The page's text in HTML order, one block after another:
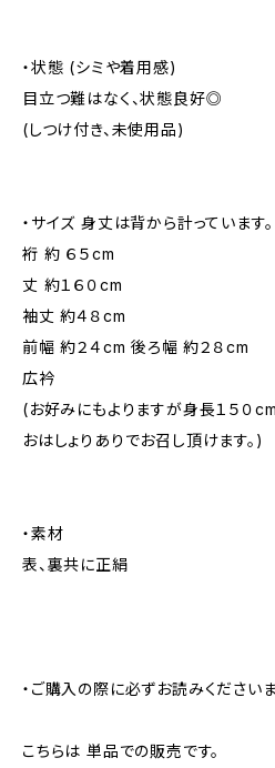
・状態 (シミや着用感)
目立つ難はなく、状態良好◎
(しつけ付き、未使用品)
・サイズ 身丈は背から計っています。
裄 約 ６５cm
丈 約１６０cm
袖丈 約４８cm
前幅 約２４cm 後ろ幅 約２８cm
広衿
(お好みにもよりますが身長１５０
おはしょりありでお召し頂けます。)
・素材
表、裏共に正絹
・ご購入の際に必ずお読みくださいま
こちらは 単品での販売です。